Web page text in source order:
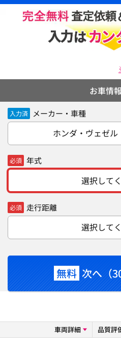
お車情
入力済 メーカー・車種
ホンダ・ヴェゼ
必須 年式
選択して
必須 走行距離
選択して
無料 次へ（
車両詳細 品質評